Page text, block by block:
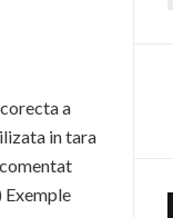
a
in tara
Exemple